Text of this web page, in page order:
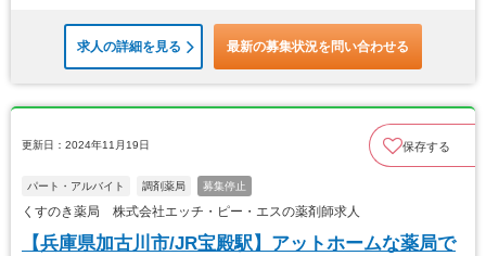
求人の詳細を見る 最新の募集状況を問い合わせる
更新日：2024年11月19日 保存する
パート・アルバイト 調剤薬局 募集停止
くすのき薬局 株式会社エッチ・ピー・エスの薬剤師求人
【兵庫県加古川市/JR宝殿駅】アットホームな薬局で